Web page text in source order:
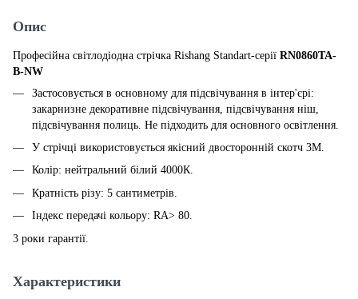
Опис
Професійна світлодіодна стрічка Rishang Standart-серії RN0860TA-
B-NW
Застосовується в основному для підсвічування в інтер'єрі:
закарнизне декоративне підсвічування, підсвічування ніш,
підсвічування полиць. Не підходить для основного освітлення.
У стрічці використовується якісний двосторонній скотч 3M.
Колір: нейтральний білий 4000К.
Кратність різу: 5 сантиметрів.
Індекс передачі кольору: RA> 80.
3 роки гарантії.
Характеристики